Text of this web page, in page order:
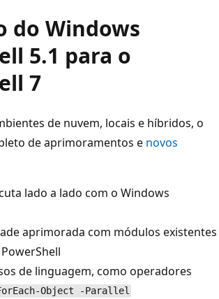
do Windows
5.1 para o
7
de nuvem, locais e híbridos, o
de aprimoramentos e novos
lado a lado com o Windows
aprimorada com módulos existentes
de linguagem, como operadores
Object -Parallel